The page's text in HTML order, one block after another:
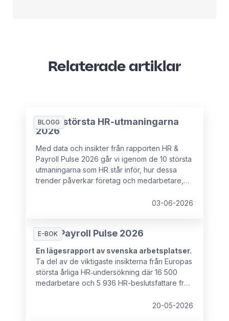
Relaterade artiklar
BLOGG
De 10 största HR-utmaningarna
2026
Med data och insikter från rapporten HR &
Payroll Pulse 2026 går vi igenom de 10 största
utmaningarna som HR står inför, hur dessa
trender påverkar företag och medarbetare,
ha det strategiska inflytande som krävs för att
03-06-2026
E-BOK
HR & Payroll Pulse 2026
En lägesrapport av svenska arbetsplatser.
Ta del av de viktigaste insikterna från Europas
största årliga HR‑undersökning där 16 500
medarbetare och 5 936 HR-beslutsfattare från
20-05-2026